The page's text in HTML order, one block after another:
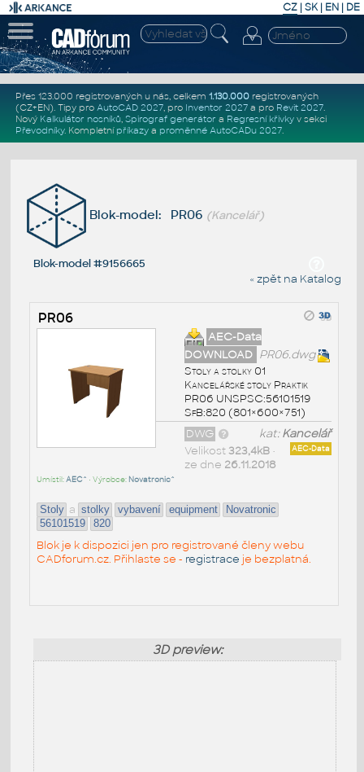
CZ | SK| EN | DE
Přes 123.000 registrovaných u nás, celkem 1.130.000registrovaných
(CZ+EN). Tipy pro AutoCAD 2027, pro Inventor 2027a pro Revit 2027.
Nový Kalkulátor nosníků, Spirograf generátor a Regresní křivkyv sekci
Převodníky. Kompletní příkazya proměnné AutoCADu 2027.
Blok-model: PR06 (Kancelář)
Blok-model #9156665
« zpět na Katalog
PR06
AEC-Data
DOWNLOAD PR06.dwg
Stoly a stolky 01
Kancelářské stoly Praktik
PR06 UNSPSC:56101519
SfB:820 (801×600×751)
kat:Kancelář
DWG
AEC-Data
Velikost323,4kB•
ze dne 26.11.2018
Umístil:AEC^ • Výrobce: Novatronic^
Stoly a stolky vybavení equipment
Novatronic
56101519
820
Blok je k dispozici jen pro registrované členy webu
CADforum.cz. Přihlaste se - registrace je bezplatná.
3D preview: